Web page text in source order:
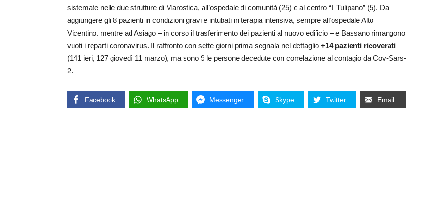
sistemate nelle due strutture di Marostica, all’ospedale di comunità (25) e al centro “Il Tulipano” (5). Da
aggiungere gli 8 pazienti in condizioni gravi e intubati in terapia intensiva, sempre all’ospedale Alto
Vicentino, mentre ad Asiago – in corso il trasferimento dei pazienti al nuovo edificio – e Bassano rimangono
vuoti i reparti coronavirus. Il raffronto con sette giorni prima segnala nel dettaglio +14 pazienti ricoverati
(141 ieri, 127 giovedì 11 marzo), ma sono 9 le persone decedute con correlazione al contagio da Cov-Sars-
2.
Facebook WhatsApp Messenger Skype Twitter Email